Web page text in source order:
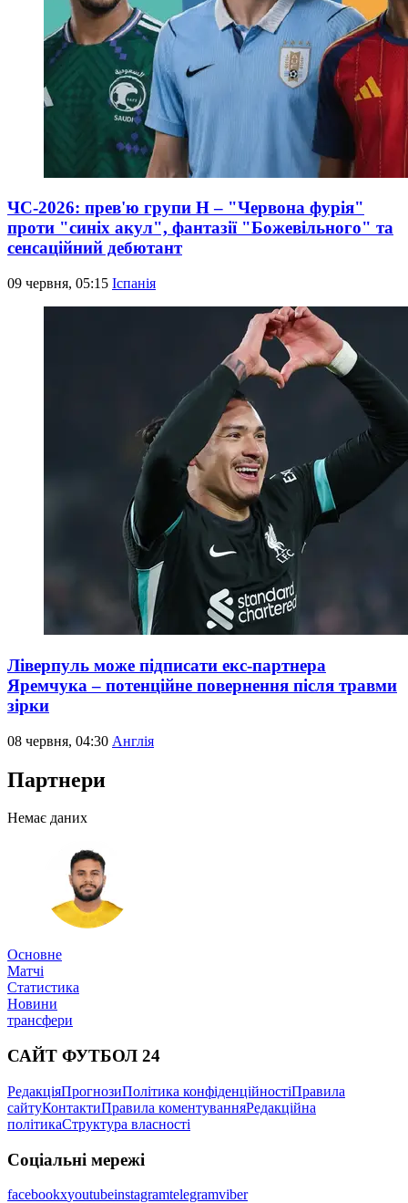
ЧС-2026: прев'ю групи Н – "Червона фурія"
проти "синіх акул", фантазії "Божевільного" та
сенсаційний дебютант
09 червня, 05:15 Іспанія
Ліверпуль може підписати екс-партнера
Яремчука – потенційне повернення після травми
зірки
08 червня, 04:30 Англія
Партнери
Немає даних
Основне
Матчі
Статистика
Новини
трансфери
САЙТ ФУТБОЛ 24
РедакціяПрогнозиПолітика конфіденційностіПравила
сайтуКонтактиПравила коментуванняРедакційна
політикаСтруктура власності
Соціальні мережі
facebookxyoutubeinstagramtelegramviber